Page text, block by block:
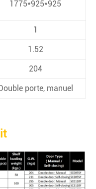
1775*925*925
1
1.52
204
porte, manuel